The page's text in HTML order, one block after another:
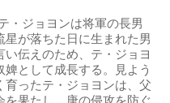
・ジョヨンは将軍の長男
が落ちた日に生まれた男
伝えのため、テ・ジョヨ
として成長する。見よう
育ったテ・ジョヨンは、父